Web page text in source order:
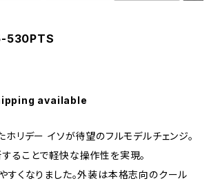
530PTS
available
ホリデー イソが待望のフルモデルチェンジ。
ることで軽快な操作性を実現。
すくなりました。外装は本格志向のクール